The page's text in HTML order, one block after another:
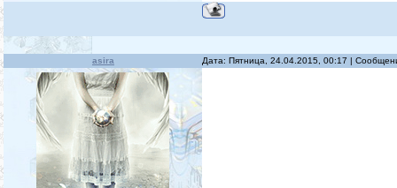
asira Дата: Пятница, 24.04.2015, 00:17 |